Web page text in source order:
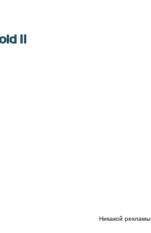
II
Никакой